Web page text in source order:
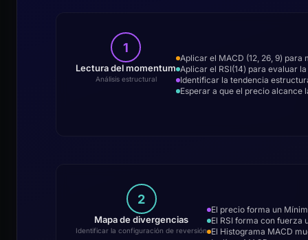
1
Lectura del momentum
Análisis estructural
Aplicar el MACD (12, 26, 9)
Aplicar el RSI(14) para evaluar
Identificar la tendencia
Esperar a que el precio alcance
2
Mapa de divergencias
Identificar la configuración de reversión
El precio forma un
El RSI forma con fuerza
El Histograma MACD